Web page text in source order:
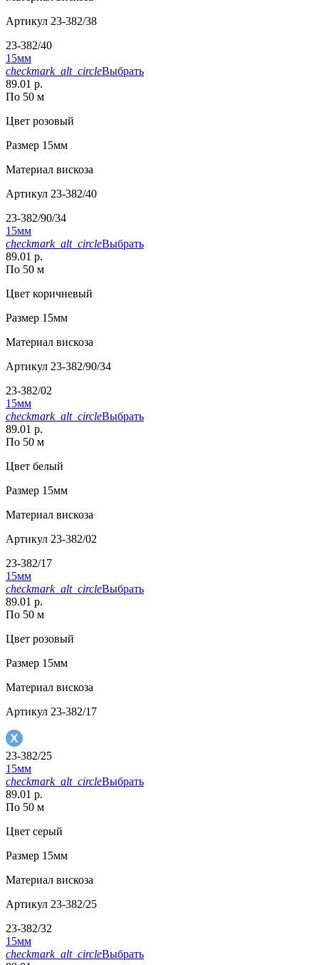
Артикул 23-382/38
23-382/40
15мм
checkmark_alt_circleВыбрать
89.01 р.
По 50 м
Цвет розовый
Размер 15мм
Материал вискоза
Артикул 23-382/40
23-382/90/34
15мм
checkmark_alt_circleВыбрать
89.01 р.
По 50 м
Цвет коричневый
Размер 15мм
Материал вискоза
Артикул 23-382/90/34
23-382/02
15мм
checkmark_alt_circleВыбрать
89.01 р.
По 50 м
Цвет белый
Размер 15мм
Материал вискоза
Артикул 23-382/02
23-382/17
15мм
checkmark_alt_circleВыбрать
89.01 р.
По 50 м
Цвет розовый
Размер 15мм
Материал вискоза
Артикул 23-382/17
23-382/25
15мм
checkmark_alt_circleВыбрать
89.01 р.
По 50 м
Цвет серый
Размер 15мм
Материал вискоза
Артикул 23-382/25
23-382/32
15мм
checkmark_alt_circleВыбрать